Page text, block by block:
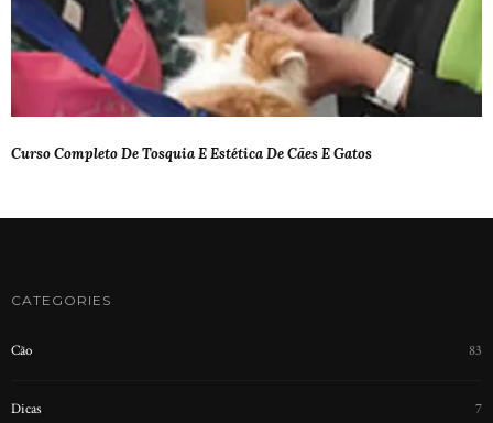
Curso Completo De Tosquia E Estética De Cães E Gatos
CATEGORIES
Cão 83
Dicas 7